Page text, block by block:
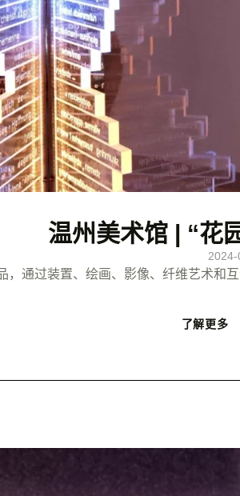
温州美术馆 | “花
，通过装置、绘画、影像、纤维艺术和
了解更多